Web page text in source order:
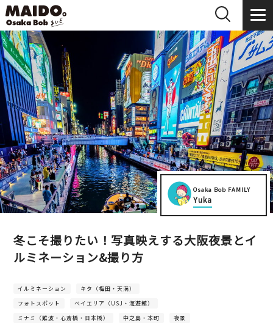
Osaka Bob FAMILY
Yuka
冬こそ撮りたい！写真映えする大阪夜景とイ
ルミネーション&撮り方
イルミネーション
キタ（梅田・天満）
フォトスポット
ベイエリア（USJ・海遊館）
ミナミ（難波・心斎橋・日本橋）
中之島・本町
夜景